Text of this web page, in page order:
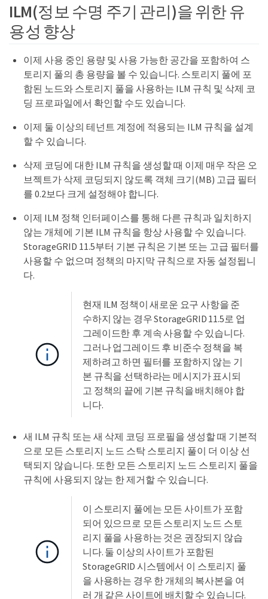
ILM(정보 수명 주기 관리)을 위한 유
용성 향상
이제 사용 중인 용량 및 사용 가능한 공간을 포함하여 스
토리지 풀의 총 용량을 볼 수 있습니다. 스토리지 풀에 포
함된 노드와 스토리지 풀을 사용하는 ILM 규칙 및 삭제 코
딩 프로파일에서 확인할 수도 있습니다.
이제 둘 이상의 테넌트 계정에 적용되는 ILM 규칙을 설계
할 수 있습니다.
삭제 코딩에 대한 ILM 규칙을 생성할 때 이제 매우 작은 오
브젝트가 삭제 코딩되지 않도록 객체 크기(MB) 고급 필터
를 0.2보다 크게 설정해야 합니다.
이제 ILM 정책 인터페이스를 통해 다른 규칙과 일치하지
않는 개체에 기본 ILM 규칙을 항상 사용할 수 있습니다.
StorageGRID 11.5부터 기본 규칙은 기본 또는 고급 필터를
사용할 수 없으며 정책의 마지막 규칙으로 자동 설정됩니
다.
현재 ILM 정책이 새로운 요구 사항을 준
수하지 않는 경우 StorageGRID 11.5로 업
그레이드한 후 계속 사용할 수 있습니다.
그러나 업그레이드 후 비준수 정책을 복
제하려고 하면 필터를 포함하지 않는 기
본 규칙을 선택하라는 메시지가 표시되
고 정책의 끝에 기본 규칙을 배치해야 합
니다.
새 ILM 규칙 또는 새 삭제 코딩 프로필을 생성할 때 기본적
으로 모든 스토리지 노드 스탁 스토리지 풀이 더 이상 선
택되지 않습니다. 또한 모든 스토리지 노드 스토리지 풀을
규칙에 사용되지 않는 한 제거할 수 있습니다.
이 스토리지 풀에는 모든 사이트가 포함
되어 있으므로 모든 스토리지 노드 스토
리지 풀을 사용하는 것은 권장되지 않습
니다. 둘 이상의 사이트가 포함된
StorageGRID 시스템에서 이 스토리지 풀
을 사용하는 경우 한 개체의 복사본을 여
러 개 같은 사이트에 배치할 수 있습니다.